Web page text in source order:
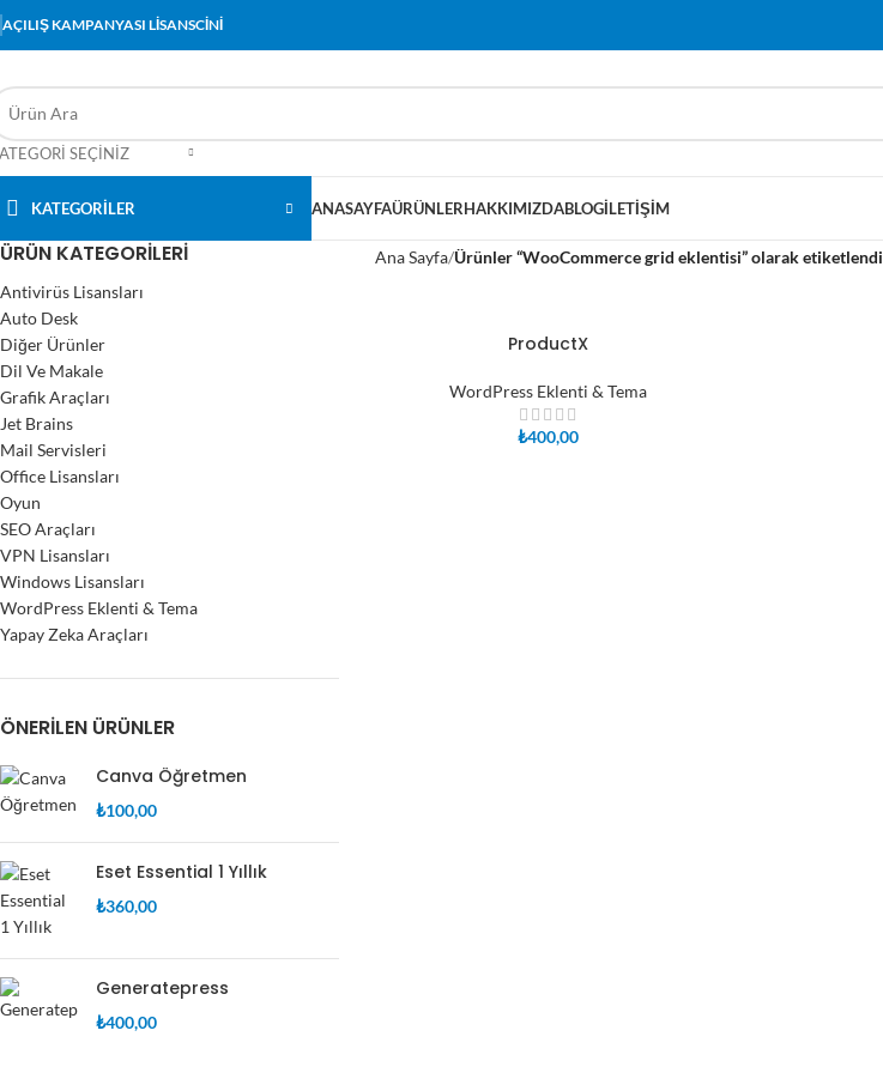
AÇILIŞ KAMPANYASI LİSANSCİNİ
SEÇINIZ
KATEGORİLER ANASAYFAÜRÜNLERHAKKIMIZDABLOGİLETIŞIM
ÜRÜN KATEGORILERI
Antivirüs Lisansları
Auto Desk
Diğer Ürünler
Dil Ve Makale
Grafik Araçları
Jet Brains
Mail Servisleri
Office Lisansları
Oyun
SEO Araçları
VPN Lisansları
Windows Lisansları
WordPress Eklenti & Tema
Yapay Zeka Araçları
ÖNERILEN ÜRÜNLER
Canva Öğretmen
₺100,00
Eset Essential 1 Yıllık
₺360,00
Generatepress
₺400,00
Ana Sayfa Ürünler “WooCommerce grid eklentisi” olarak etiketlendi
ProductX
WordPress Eklenti & Tema
₺400,00